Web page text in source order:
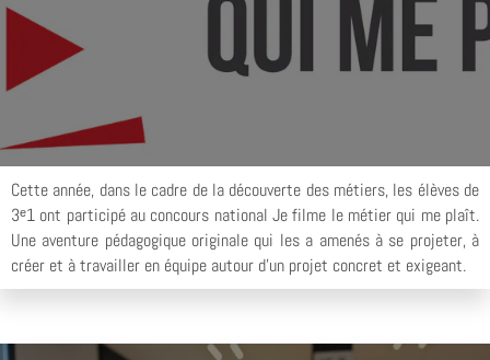
Cette année, dans le cadre de la découverte des métiers, les élèves de
3ᵉ1 ont participé au concours national Je filme le métier qui me plaît.
Une aventure pédagogique originale qui les a amenés à se projeter, à
créer et à travailler en équipe autour d’un projet concret et exigeant.